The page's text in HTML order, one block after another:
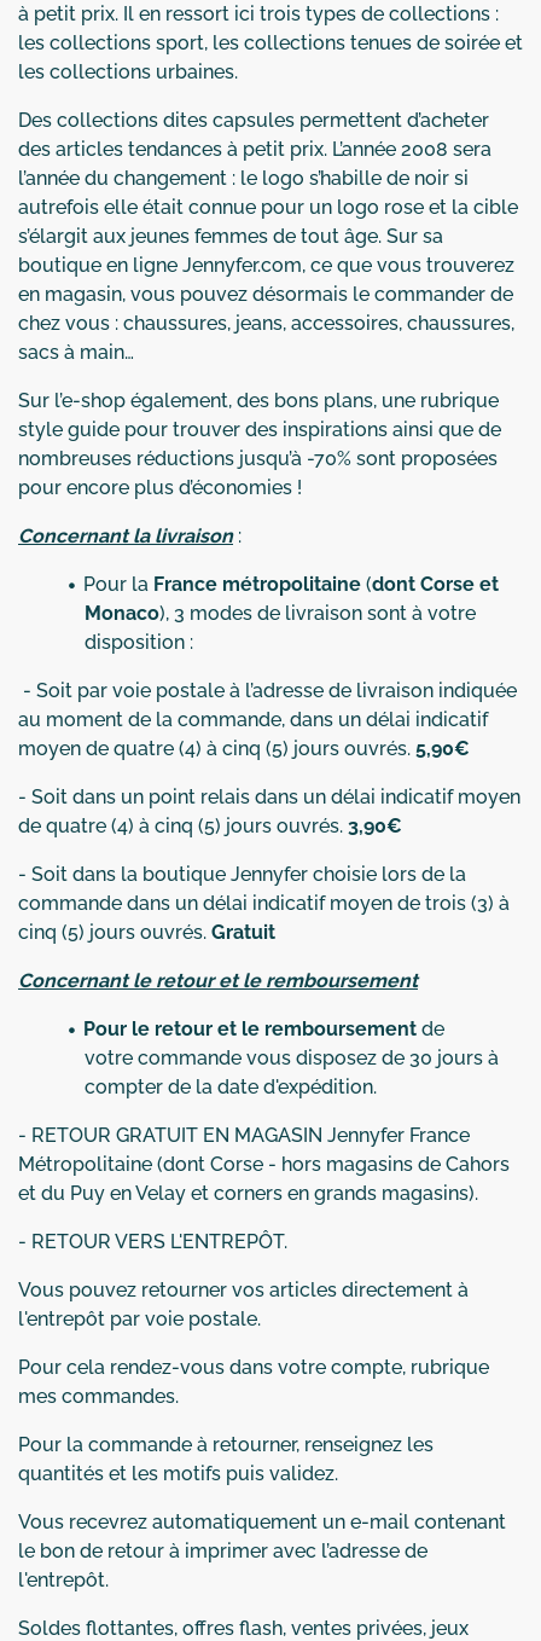
à petit prix. Il en ressort ici trois types de collections :
les collections sport, les collections tenues de soirée et
les collections urbaines.
Des collections dites capsules permettent d’acheter
des articles tendances à petit prix. L’année 2008 sera
l’année du changement : le logo s’habille de noir si
autrefois elle était connue pour un logo rose et la cible
s’élargit aux jeunes femmes de tout âge. Sur sa
boutique en ligne Jennyfer.com, ce que vous trouverez
en magasin, vous pouvez désormais le commander de
chez vous : chaussures, jeans, accessoires, chaussures,
sacs à main…
Sur l’e-shop également, des bons plans, une rubrique
style guide pour trouver des inspirations ainsi que de
nombreuses réductions jusqu’à -70% sont proposées
pour encore plus d’économies !
Concernant la livraison:
Pour la France métropolitaine (dont Corse et
Monaco), 3 modes de livraison sont à votre
disposition :
- Soit par voie postale à l’adresse de livraison indiquée
au moment de la commande, dans un délai indicatif
moyen de quatre (4) à cinq (5) jours ouvrés. 5,90€
- Soit dans un point relais dans un délai indicatif moyen
de quatre (4) à cinq (5) jours ouvrés. 3,90€
- Soit dans la boutique Jennyfer choisie lors de la
commande dans un délai indicatif moyen de trois (3) à
cinq (5) jours ouvrés. Gratuit
Concernant le retour et le remboursement
Pour le retour et le remboursement de
votre commande vous disposez de 30 jours à
compter de la date d'expédition.
- RETOUR GRATUIT EN MAGASIN Jennyfer France
Métropolitaine (dont Corse - hors magasins de Cahors
et du Puy en Velay et corners en grands magasins).
- RETOUR VERS L'ENTREPÔT.
Vous pouvez retourner vos articles directement à
l'entrepôt par voie postale.
Pour cela rendez-vous dans votre compte, rubrique
mes commandes.
Pour la commande à retourner, renseignez les
quantités et les motifs puis validez.
Vous recevrez automatiquement un e-mail contenant
le bon de retour à imprimer avec l’adresse de
l'entrepôt.
Soldes flottantes, offres flash, ventes privées, jeux